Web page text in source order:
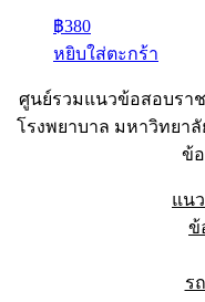
฿380
หยิบใส่ตะกร้า
ศูนย์รวมแนวข้อสอบราช
โรงพยาบาล มหาวิทยา
ข้
แน
ข้
ร